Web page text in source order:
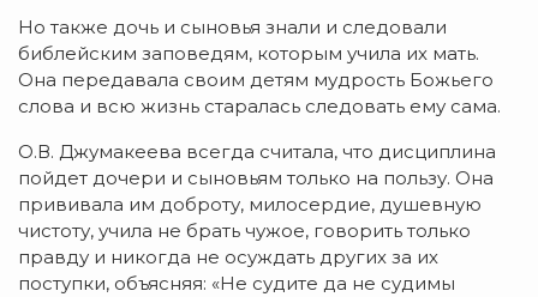
Но также дочь и сыновья знали и следовали
библейским заповедям, которым учила их мать.
Она передавала своим детям мудрость Божьего
слова и всю жизнь старалась следовать ему сама.
О.В. Джумакеева всегда считала, что дисциплина
пойдет дочери и сыновьям только на пользу. Она
прививала им доброту, милосердие, душевную
чистоту, учила не брать чужое, говорить только
правду и никогда не осуждать других за их
поступки, объясняя: «Не судите да не судимы